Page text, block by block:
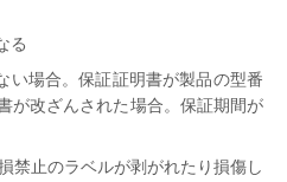
る
い場合。保証証明書が製品の型番
が改ざんされた場合。保証期間が
禁止のラベルが剥がれたり損傷し